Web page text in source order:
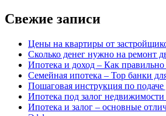
Свежие записи
Цены на квартиры от
Сколько денег нужно на ремонт
Ипотека и доход – Как
Семейная ипотека – Top банки
Пошаговая инструкция по
Ипотека под залог
Ипотека и залог – основные